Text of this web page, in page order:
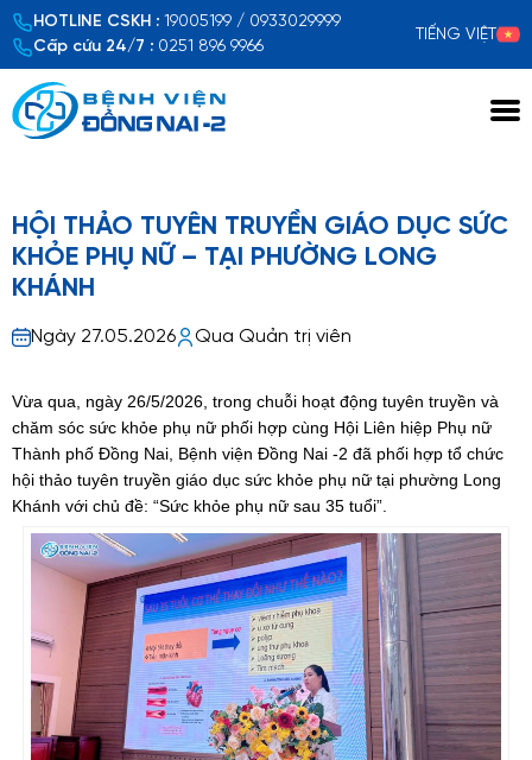
HOTLINE CSKH : 19005199 / 0933029999
Cấp cứu 24/7 : 0251 896 9966
TIẾNG VIỆT
HỘI THẢO TUYÊN TRUYỀN GIÁO DỤC SỨC
KHỎE PHỤ NỮ – TẠI PHƯỜNG LONG
KHÁNH
Ngày 27.05.2026 Qua Quản trị viên
Vừa qua, ngày 26/5/2026, trong chuỗi hoạt động tuyên truyền và
chăm sóc sức khỏe phụ nữ phối hợp cùng Hội Liên hiệp Phụ nữ
Thành phố Đồng Nai, Bệnh viện Đồng Nai -2 đã phối hợp tổ chức
hội thảo tuyên truyền giáo dục sức khỏe phụ nữ tại phường Long
Khánh với chủ đề: “Sức khỏe phụ nữ sau 35 tuổi”.